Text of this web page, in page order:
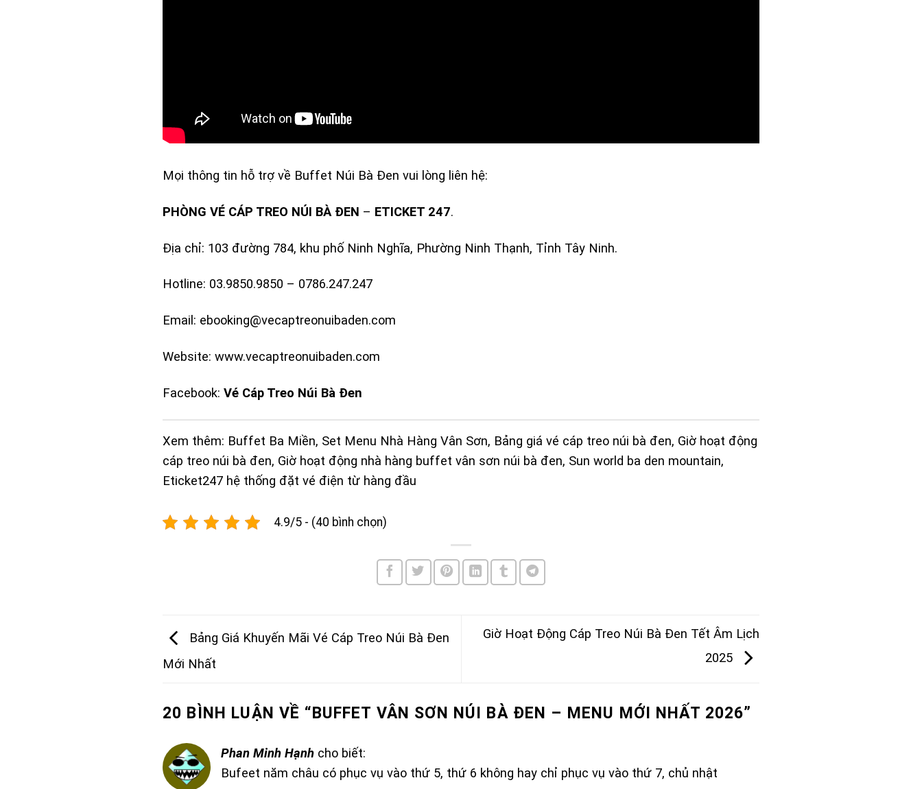
Mọi thông tin hỗ trợ về Buffet Núi Bà Đen vui lòng liên hệ:
PHÒNG VÉ CÁP TREO NÚI BÀ ĐEN – ETICKET 247.
Địa chỉ: 103 đường 784, khu phố Ninh Nghĩa, Phường Ninh Thạnh, Tỉnh Tây Ninh.
Hotline: 03.9850.9850 – 0786.247.247
Email: ebooking@vecaptreonuibaden.com
Website: www.vecaptreonuibaden.com
Facebook: Vé Cáp Treo Núi Bà Đen
Xem thêm: Buffet Ba Miền, Set Menu Nhà Hàng Vân Sơn, Bảng giá vé cáp treo núi bà đen, Giờ hoạt động
cáp treo núi bà đen, Giờ hoạt động nhà hàng buffet vân sơn núi bà đen, Sun world ba den mountain,
Eticket247 hệ thống đặt vé điện từ hàng đầu
4.9/5 - (40 bình chọn)
Bảng Giá Khuyến Mãi Vé Cáp Treo Núi Bà Đen
Mới Nhất
Giờ Hoạt Động Cáp Treo Núi Bà Đen Tết Âm Lịch
2025
20 BÌNH LUẬN VỀ “ BUFFET VÂN SƠN NÚI BÀ ĐEN – MENU MỚI NHẤT 2026”
Phan Minh Hạnh cho biết:
Bufeet năm châu có phục vụ vào thứ 5, thứ 6 không hay chỉ phục vụ vào thứ 7, chủ nhật